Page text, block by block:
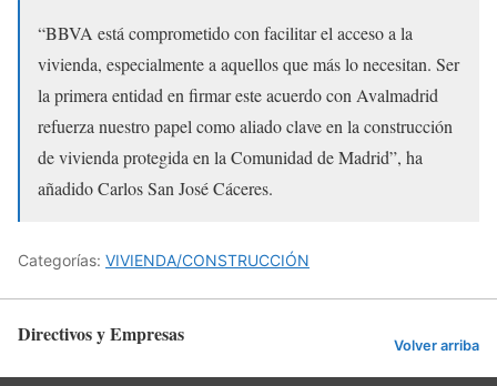
“BBVA está comprometido con facilitar el acceso a la
vivienda, especialmente a aquellos que más lo necesitan. Ser
la primera entidad en firmar este acuerdo con Avalmadrid
refuerza nuestro papel como aliado clave en la construcción
de vivienda protegida en la Comunidad de Madrid”, ha
añadido Carlos San José Cáceres.
Categorías: VIVIENDA/CONSTRUCCIÓN
Directivos y Empresas Volver arriba